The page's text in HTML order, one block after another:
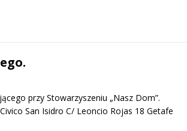
przy Stowarzyszeniu „Nasz Dom”.
San Isidro C/ Leoncio Rojas 18 Getafe